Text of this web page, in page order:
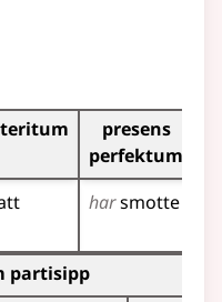
presens
perfektum
harsmotte
(partisippformer)
partisipp